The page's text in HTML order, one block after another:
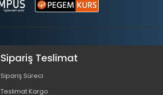
Sipariş Teslimat
Sipariş Süreci
Teslimat Kargo